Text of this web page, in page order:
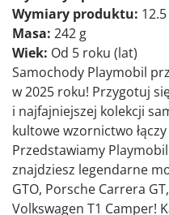
Wymiary produktu:
Masa: 242 g
Wiek: Od 5 roku (lat)
Samochody Playmobil
w 2025 roku! Przygotuj
i najfajniejszej kolekcji
kultowe wzornictwo
Przedstawiamy
znajdziesz legendarne
GTO, Porsche Carrera
Volkswagen T1 Camper!